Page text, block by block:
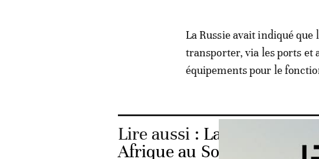
La Russie avait indiqué
transporter, via les ports et
équipements pour le
Lire aussi : La Russie va
Afrique au Soudan